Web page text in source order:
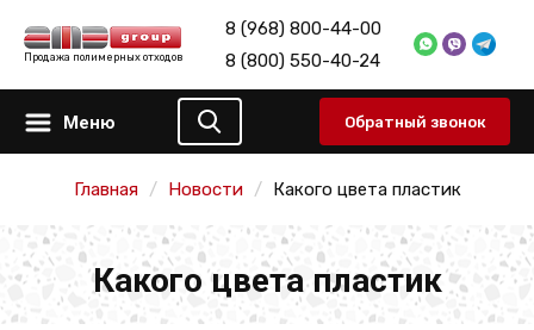
Продажа полимерных отходов
8 (968) 800-44-00
8 (800) 550-40-24
Меню Обратный звонок
Главная Новости Какого цвета пластик
Какого цвета пластик